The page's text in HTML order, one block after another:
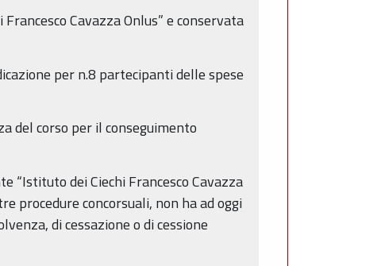
Cavazza Onlus” e conservata
per n.8 partecipanti delle spese
corso per il conseguimento
dei Ciechi Francesco Cavazza
procedure concorsuali, non ha ad oggi
di cessazione o di cessione